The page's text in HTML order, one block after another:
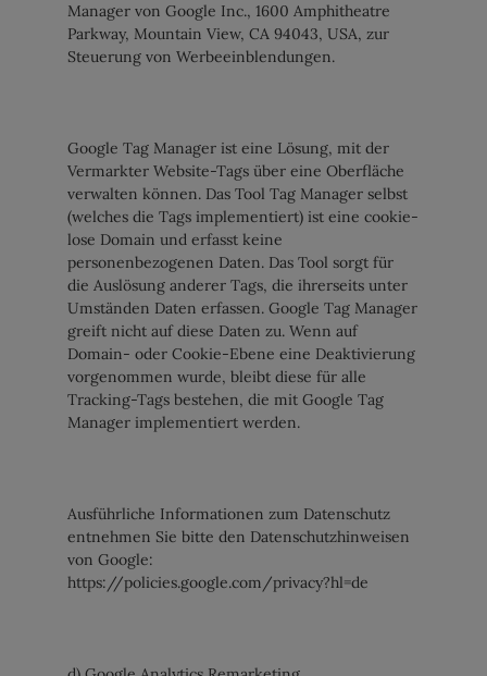
Manager von Google Inc., 1600 Amphitheatre
Parkway, Mountain View, CA 94043, USA, zur
Steuerung von Werbeeinblendungen.
Google Tag Manager ist eine Lösung, mit der
Vermarkter Website-Tags über eine Oberfläche
verwalten können. Das Tool Tag Manager selbst
(welches die Tags implementiert) ist eine cookie-
lose Domain und erfasst keine
personenbezogenen Daten. Das Tool sorgt für
die Auslösung anderer Tags, die ihrerseits unter
Umständen Daten erfassen. Google Tag Manager
greift nicht auf diese Daten zu. Wenn auf
Domain- oder Cookie-Ebene eine Deaktivierung
vorgenommen wurde, bleibt diese für alle
Tracking-Tags bestehen, die mit Google Tag
Manager implementiert werden.
Ausführliche Informationen zum Datenschutz
entnehmen Sie bitte den Datenschutzhinweisen
von Google:
https://policies.google.com/privacy?hl=de